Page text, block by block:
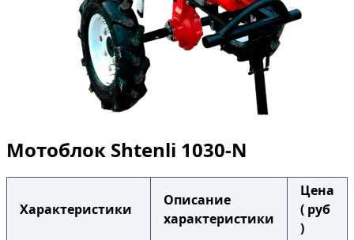
Мотоблок Shtenli 1030-N
Характеристики
Описание
характеристики
Цена
( руб
)